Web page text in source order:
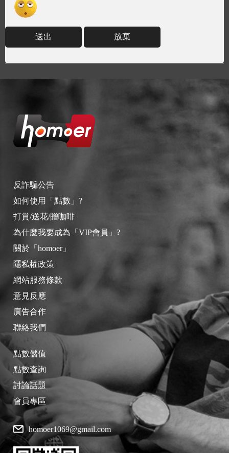
送出 放棄
反詐騙公告
如何使用「點數」?
打賞/送花/贈咖啡
為什麼我要成為「VIP會員」?
關於「homoer」
隱私權政策
網站服務條款
意見反應
廣告合作
聯絡我們
點數儲值
點數查詢
討論話題
會員專區
homoer1069@gmail.com